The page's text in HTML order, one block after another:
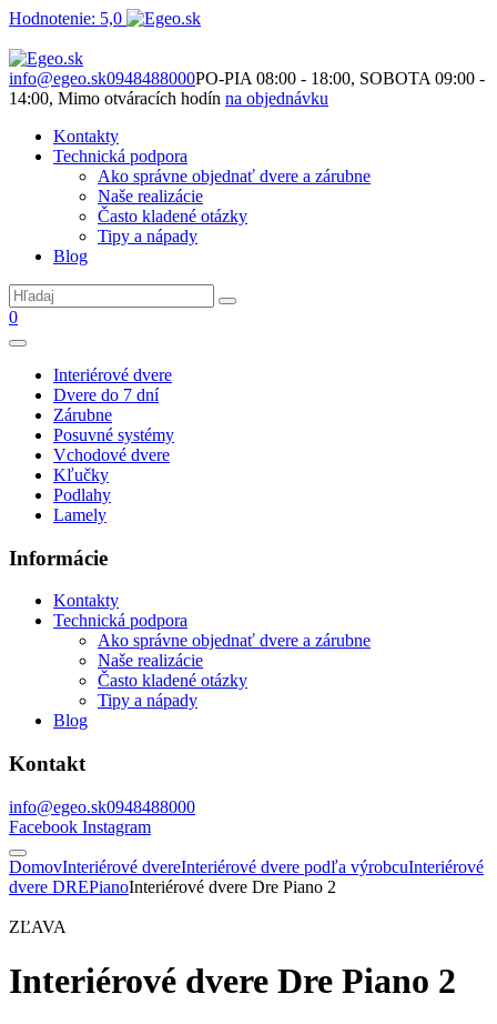
Hodnotenie: 5,0
info@egeo.sk0948488000PO-PIA 08:00 - 18:00, SOBOTA 09:00 -
14:00, Mimo otváracích hodín na objednávku
Kontakty
Technická podpora
Ako správne objednať dvere a zárubne
Naše realizácie
Často kladené otázky
Tipy a nápady
Blog
0
Interiérové dvere
Dvere do 7 dní
Zárubne
Posuvné systémy
Vchodové dvere
Kľučky
Podlahy
Lamely
Informácie
Kontakty
Technická podpora
Ako správne objednať dvere a zárubne
Naše realizácie
Často kladené otázky
Tipy a nápady
Blog
Kontakt
info@egeo.sk0948488000
Facebook Instagram
DomovInteriérové dvereInteriérové dvere podľa výrobcuInteriérové
dvere DREPianoInteriérové dvere Dre Piano 2
ZĽAVA
Interiérové dvere Dre Piano 2